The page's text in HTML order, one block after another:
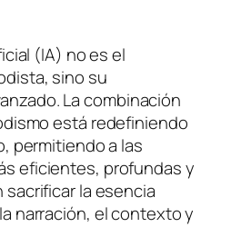
(IA) no es el
sino su
La combinación
está redefiniendo
permitiendo a las
eficientes, profundas y
la esencia
narración, el contexto y